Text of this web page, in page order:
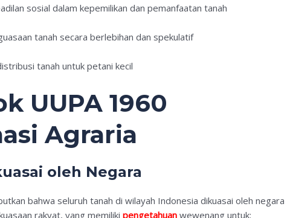
sosial dalam kepemilikan dan pemanfaatan tanah
tanah secara berlebihan dan spekulatif
tanah untuk petani kecil
UUPA 1960
Agraria
oleh Negara
bahwa seluruh tanah di wilayah Indonesia dikuasai oleh negara
rakyat, yang memilikipengetahuan wewenang untuk: